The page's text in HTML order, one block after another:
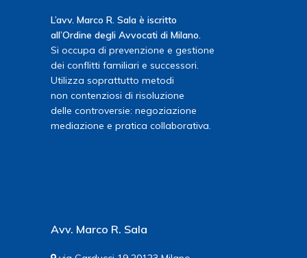
L’avv. Marco R. Sala è iscritto
all’Ordine degli Avvocati di Milano.
Si occupa di prevenzione e gestione
dei conflitti familiari e successori.
Utilizza soprattutto metodi
non contenziosi di risoluzione
delle controversie: negoziazione
mediazione e pratica collaborativa.
Avv. Marco R. Sala